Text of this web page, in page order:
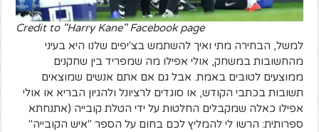
Credit to "Harry Kane" Facebook page
למשל, הבחירה מתי ואיך להשתמש בצ'יפים שלנו היא בעיני
מהחשובות במשחק, אולי אפילו מה שמפריד בין שחקנים
ממוצעים לטובים באמת. אבל גם אם אתם אנשים שמוצאים
תשובות בכתבי הקודש, או סוגדים לרציונל ולהגיון הבריא או אולי
אפילו כאלה שמקבלים החלטות על ידי הטלת קובייה (אתנחתא
ספרותית: הרשו לי להמליץ לכם בחום על הספר "איש הקובייה"